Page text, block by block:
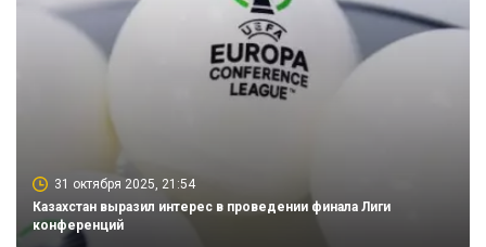
31 октября 2025, 21:54
Казахстан выразил интерес в проведении финала Лиги
конференций